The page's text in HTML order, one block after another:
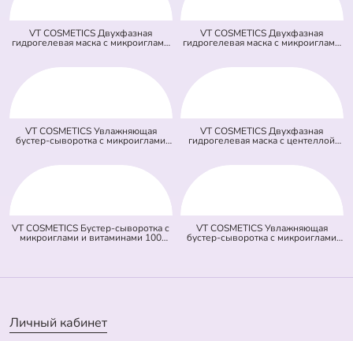
VT COSMETICS Двухфазная
гидрогелевая маска с микроиглами
(оранжевая) (33 гр + 1,5 гр)
VT COSMETICS Двухфазная
гидрогелевая маска с микроиглами
зеленая) (33 гр + 1,5 гр)
VT COSMETICS Увлажняющая
бустер-сыворотка с микроиглами
VT COSMETICS Двухфазная
гидрогелевая маска с центеллой
гр)
VT COSMETICS Бустер-сыворотка с
микроиглами и витаминами 100
VT COSMETICS Увлажняющая
бустер-сыворотка с микроиглами
Личный кабинет